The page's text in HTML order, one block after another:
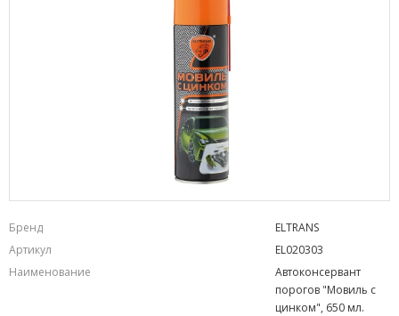
Бренд
ELTRANS
Артикул
EL020303
Наименование
Автоконсервант
порогов "Мовиль с
цинком", 650 мл.